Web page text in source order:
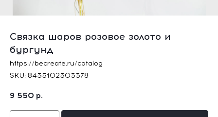
Связка шаров розовое золото и
бургунд
https://becreate.ru/catalog
SKU: 8435102303378
9 550 р.